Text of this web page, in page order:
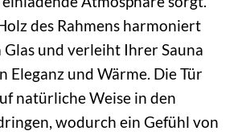
des Rahmens harmoniert
und verleiht Ihrer Sauna
Eleganz und Wärme. Die Tür
natürliche Weise in den
wodurch ein Gefühl von